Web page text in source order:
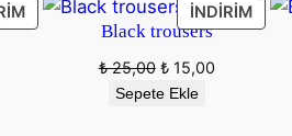
İNDIRIMDEKI
ÜRÜN
İNDIRIM
ÜRÜN
Black trousers
₺25,00 Orijinal
fiyat:
₺15,00Şu
Sepete Ekle